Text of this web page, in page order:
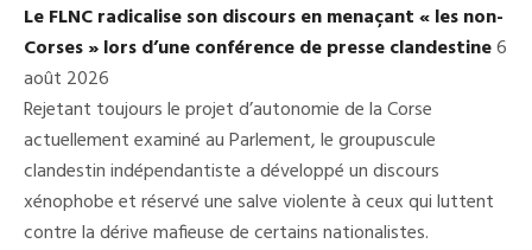
Le FLNC radicalise son discours en menaçant « les non-
Corses » lors d’une conférence de presse clandestine6
août 2026
Rejetant toujours le projet d’autonomie de la Corse
actuellement examiné au Parlement, le groupuscule
clandestin indépendantiste a développé un discours
xénophobe et réservé une salve violente à ceux qui luttent
contre la dérive mafieuse de certains nationalistes.